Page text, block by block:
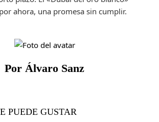
ahora, una promesa sin cumplir.
Por Álvaro Sanz
PUEDE GUSTAR